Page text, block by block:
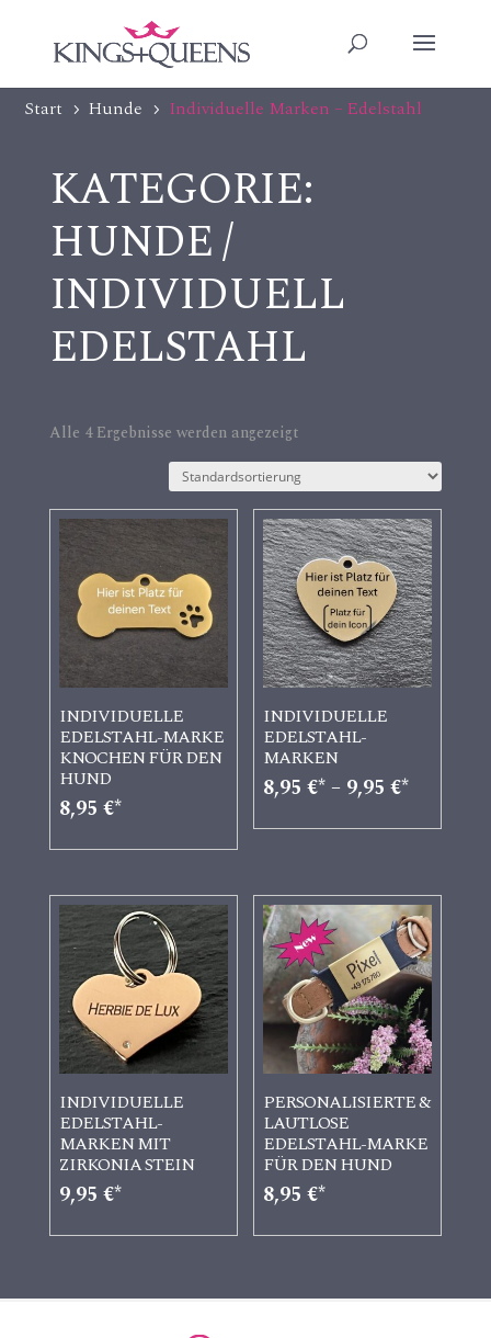
Start 5 Hunde 5 Individuelle Marken – Edelstahl
KATEGORIE:
HUNDE /
INDIVIDUELL
EDELSTAHL
Alle 4 Ergebnisse werden angezeigt
INDIVIDUELLE
EDELSTAHL-MARKE
KNOCHEN FÜR DEN
HUND
8,95 €
INDIVIDUELLE
EDELSTAHL-
MARKEN
8,95€ – 9,95€
INDIVIDUELLE
EDELSTAHL-
MARKEN MIT
ZIRKONIA STEIN
9,95 €
PERSONALISIERTE &
LAUTLOSE
EDELSTAHL-MARKE
FÜR DEN HUND
8,95€